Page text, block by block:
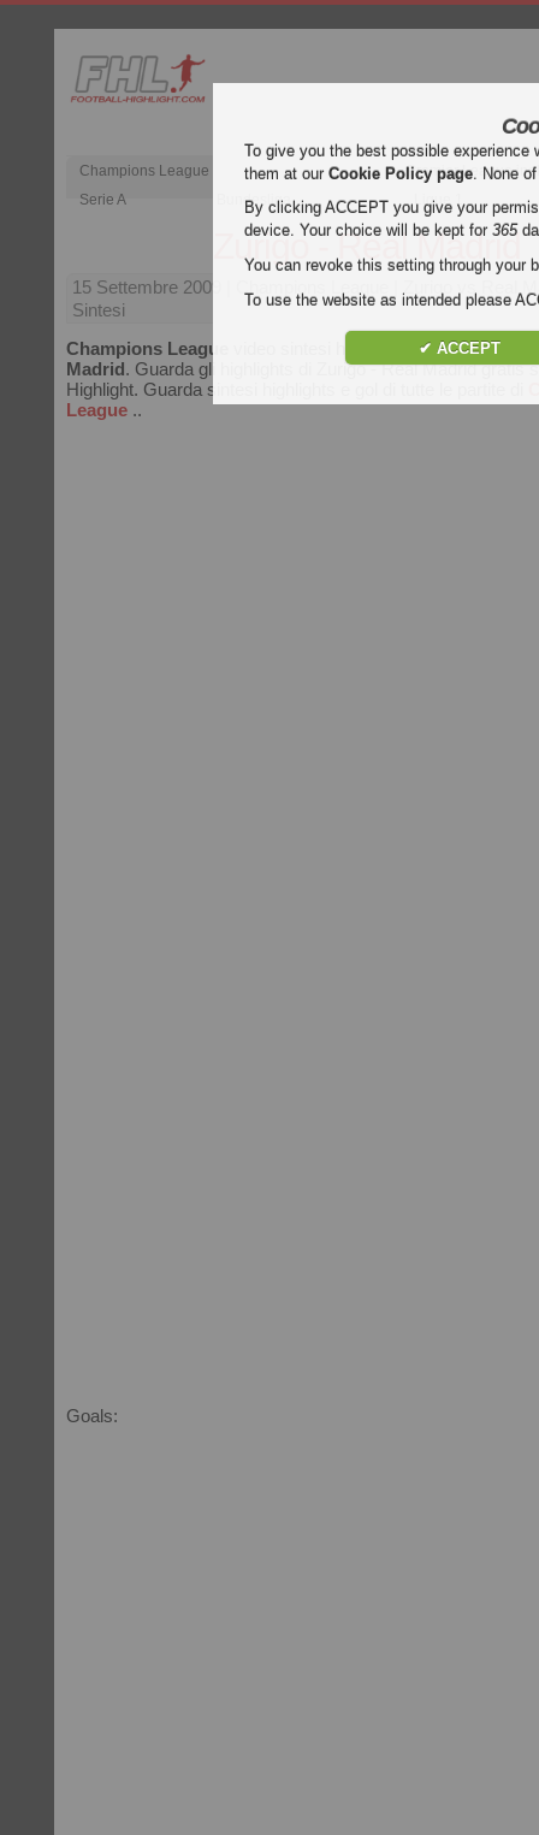
Champions League
Premier League
Serie A
Bundesliga Ligue 1
Zurigo - Real Madrid
15 Settembre 2009
Sintesi
Champions League
video sintesi highlights della partita
Madrid. Guarda gli highlights di Zurigo - Real Madrid gratis
Highlight. Guarda sintesi highlights e gol di tutte le partite di
League ..
Goals:
To give you the best possible
them at ourCookie Policy page. None
By clicking ACCEPT you give your
device. Your choice will be kept for365
You can revoke this setting through your
To use the website as intended please
✔ ACCEPT